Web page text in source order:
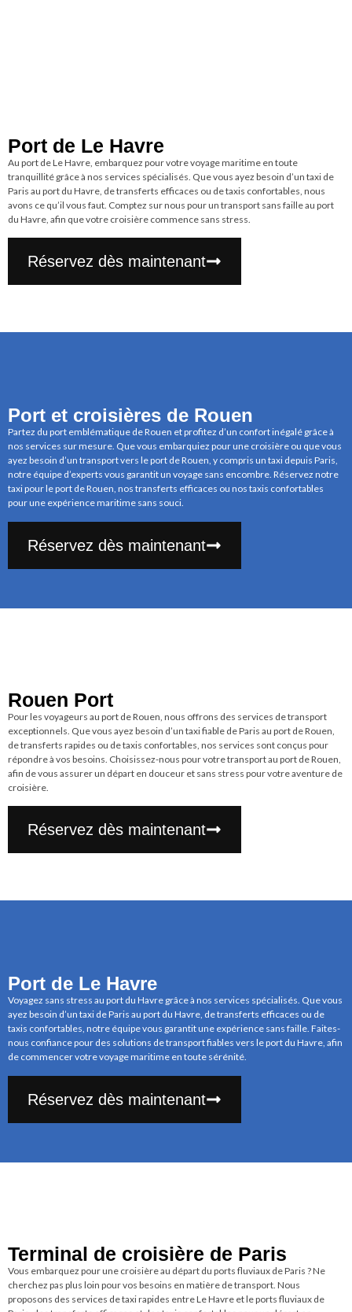
Port de Le Havre
Au port de Le Havre, embarquez pour votre voyage maritime en toute
tranquillité grâce à nos services spécialisés. Que vous ayez besoin d’un taxi de
Paris au port du Havre, de transferts efficaces ou de taxis confortables, nous
avons ce qu’il vous faut. Comptez sur nous pour un transport sans faille au port
du Havre, afin que votre croisière commence sans stress.
Réservez dès maintenant
Port et croisières de Rouen
Partez du port emblématique de Rouen et profitez d’un confort inégalé grâce à
nos services sur mesure. Que vous embarquiez pour une croisière ou que vous
ayez besoin d’un transport vers le port de Rouen, y compris un taxi depuis Paris,
notre équipe d’experts vous garantit un voyage sans encombre. Réservez notre
taxi pour le port de Rouen, nos transferts efficaces ou nos taxis confortables
pour une expérience maritime sans souci.
Réservez dès maintenant
Rouen Port
Pour les voyageurs au port de Rouen, nous offrons des services de transport
exceptionnels. Que vous ayez besoin d’un taxi fiable de Paris au port de Rouen,
de transferts rapides ou de taxis confortables, nos services sont conçus pour
répondre à vos besoins. Choisissez-nous pour votre transport au port de Rouen,
afin de vous assurer un départ en douceur et sans stress pour votre aventure de
croisière.
Réservez dès maintenant
Port de Le Havre
Voyagez sans stress au port du Havre grâce à nos services spécialisés. Que vous
ayez besoin d’un taxi de Paris au port du Havre, de transferts efficaces ou de
taxis confortables, notre équipe vous garantit une expérience sans faille. Faites-
nous confiance pour des solutions de transport fiables vers le port du Havre, afin
de commencer votre voyage maritime en toute sérénité.
Réservez dès maintenant
Terminal de croisière de Paris
Vous embarquez pour une croisière au départ du ports fluviaux de Paris ? Ne
cherchez pas plus loin pour vos besoins en matière de transport. Nous
proposons des services de taxi rapides entre Le Havre et le ports fluviaux de